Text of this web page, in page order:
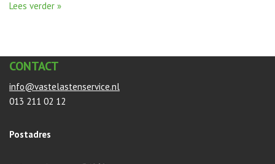
Lees verder »
CONTACT
info@vastelastenservice.nl
013 211 02 12
Postadres